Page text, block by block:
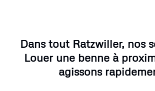
Dans tout Ratzwiller, nos
Louer une benne à
agissons